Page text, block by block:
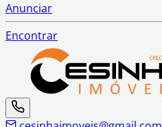
Anunciar
Encontrar